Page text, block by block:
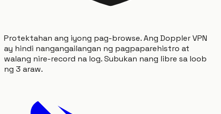
Protektahan ang iyong pag-browse. Ang Doppler VPN
ay hindi nangangailangan ng pagpaparehistro at
walang nire-record na log. Subukan nang libre sa loob
ng 3 araw.